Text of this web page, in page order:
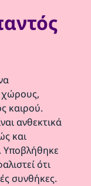
χώρους,
καιρού.
ανθεκτικά
και
Υποβλήθηκε
ότι
συνθήκες.